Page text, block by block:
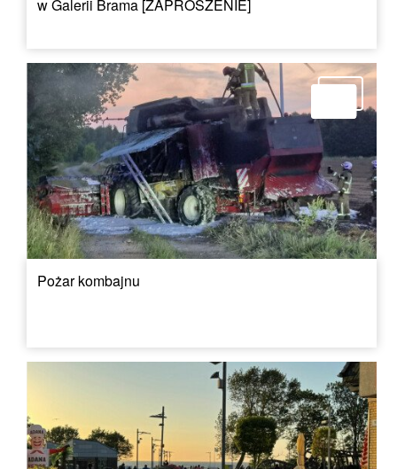
w Galerii Brama [ZAPROSZENIE]
Pożar kombajnu